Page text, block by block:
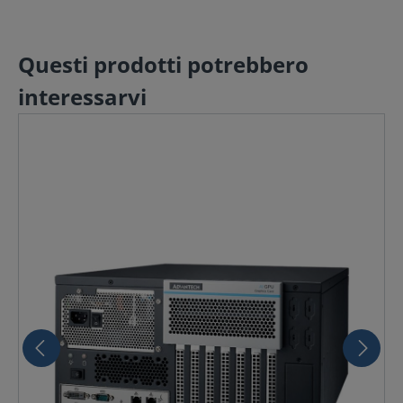
Questi prodotti potrebbero
interessarvi